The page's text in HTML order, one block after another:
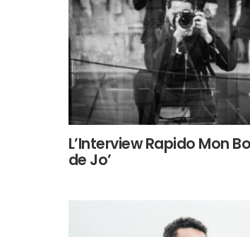
L’Interview Rapido Mon
de Jo’